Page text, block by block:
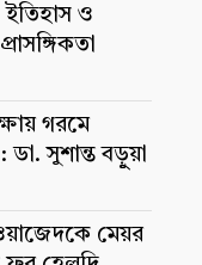
ও
গরমে
ডা. সুশান্ত বড়ুুয়া
মেয়র